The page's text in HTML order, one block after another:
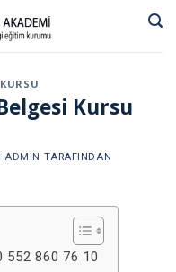
Kursu
ADMIN TARAFINDAN
552 860 76 10